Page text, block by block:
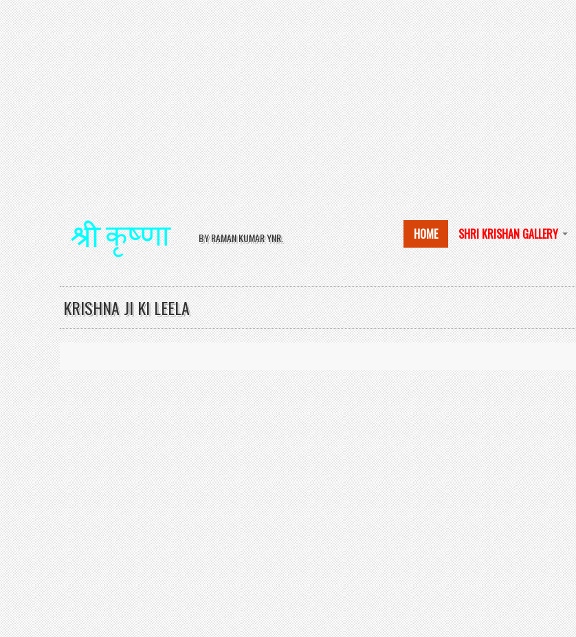
BY RAMAN KUMAR YNR. HOME SHRI KRISHAN GALLERY
KRISHNA JI KI LEELA